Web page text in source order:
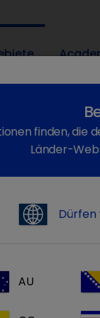
finden, die
Länder-
AU